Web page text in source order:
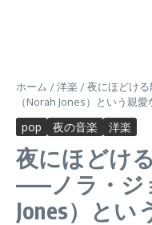
ホーム /洋楽 /夜にほどけ
（Norah Jones）という親愛
pop 夜の音楽 洋楽
夜にほどけ
——ノラ・ジ
Jones）とい